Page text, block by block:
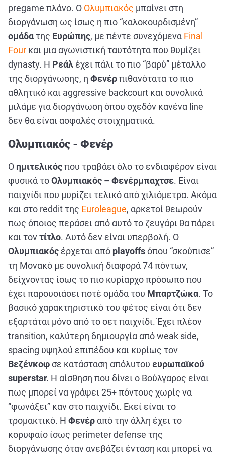
pregame πλάνο. Ο Ολυμπιακός μπαίνει στη
διοργάνωση ως ίσως η πιο “καλοκουρδισμένη”
ομάδατης Ευρώπης, με πέντε συνεχόμενα Final
Four και μια αγωνιστική ταυτότητα που θυμίζει
dynasty. Η Ρεάλ έχει πάλι το πιο “βαρύ” μέταλλο
της διοργάνωσης, η Φενέρπιθανότατα το πιο
αθλητικό και aggressive backcourt και συνολικά
μιλάμε για διοργάνωση όπου σχεδόν κανένα line
δεν θα είναι ασφαλές στοιχηματικά.
Ολυμπιακός - Φενέρ
Ο ημιτελικόςπου τραβάει όλο το ενδιαφέρον είναι
φυσικά τοΟλυμπιακός – Φενέρμπαχτσε. Είναι
παιχνίδι που μυρίζει τελικό από χιλιόμετρα. Ακόμα
και στο reddit της Euroleague, αρκετοί θεωρούν
πως όποιος περάσει από αυτό το ζευγάρι θα πάρει
και τοντίτλο. Αυτό δεν είναι υπερβολή. Ο
Ολυμπιακός έρχεται από playoffsόπου “σκούπισε”
τη Μονακό με συνολική διαφορά 74 πόντων,
δείχνοντας ίσως το πιο κυρίαρχο πρόσωπο που
έχει παρουσιάσει ποτέ ομάδα του Μπαρτζώκα. Το
βασικό χαρακτηριστικό του φέτος είναι ότι δεν
εξαρτάται μόνο από το σετ παιχνίδι. Έχει πλέον
transition, καλύτερη δημιουργία από weak side,
spacing υψηλού επιπέδου και κυρίως τον
Βεζένκοφσε κατάσταση απόλυτου ευρωπαϊκού
superstar. Η αίσθηση που δίνει ο Βούλγαρος είναι
πως μπορεί να γράψει 25+ πόντους χωρίς να
“φωνάξει” καν στο παιχνίδι. Εκεί είναι το
τρομακτικό. Η Φενέρ από την άλλη έχει το
κορυφαίο ίσως perimeter defense της
διοργάνωσης όταν ανεβάζει ένταση και μπορεί να